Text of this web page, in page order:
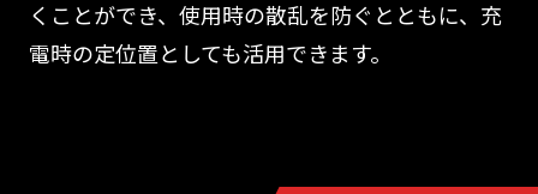
くことができ、使用時の散乱を防ぐとともに、充
電時の定位置としても活用できます。